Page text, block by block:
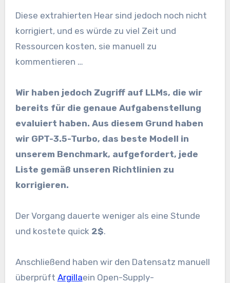
Diese extrahierten Hear sind jedoch noch nicht
korrigiert, und es würde zu viel Zeit und
Ressourcen kosten, sie manuell zu
kommentieren …
Wir haben jedoch Zugriff auf LLMs, die wir
bereits für die genaue Aufgabenstellung
evaluiert haben. Aus diesem Grund haben
wir GPT-3.5-Turbo, das beste Modell in
unserem Benchmark, aufgefordert, jede
Liste gemäß unseren Richtlinien zu
korrigieren.
Der Vorgang dauerte weniger als eine Stunde
und kostete quick 2$.
Anschließend haben wir den Datensatz manuell
überprüft Argillaein Open-Supply-